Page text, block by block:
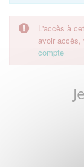
L'accès à
avoir accès,
compte